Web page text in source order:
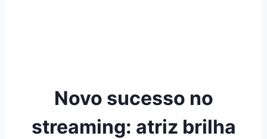
Novo sucesso no
streaming: atriz brilha